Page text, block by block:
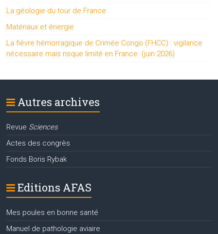
La géologie du tour de France
Matériaux et énergie
La fièvre hémorragique de Crimée Congo (FHCC) : vigilance
nécessaire mais risque limité en France. (juin 2026)
Autres archives
Revue Sciences
Actes des congrès
Fonds Boris Rybak
Editions AFAS
Mes poules en bonne santé
Manuel de pathologie aviaire